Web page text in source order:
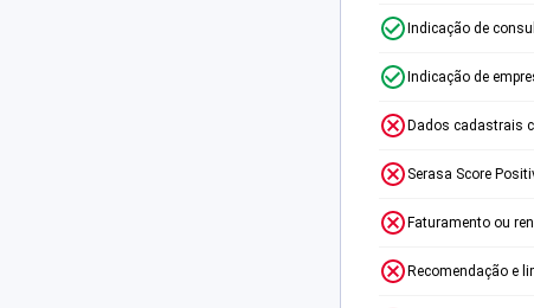
Indicação de
Indicação de
Dados cadastrais
Serasa Score
Faturamento ou
Recomendação e